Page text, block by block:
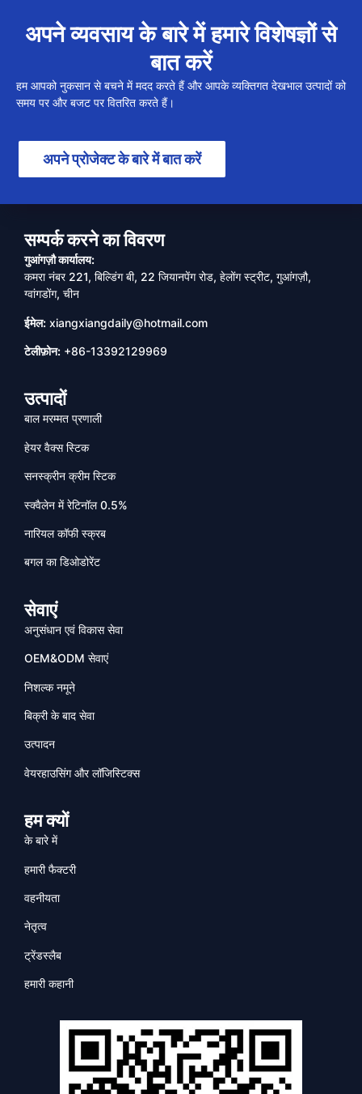
अपने व्यवसाय के बारे में हमारे विशेषज्ञों से
बात करें
हम आपको नुकसान से बचने में मदद करते हैं और आपके व्यक्तिगत देखभाल उत्पादों को
समय पर और बजट पर वितरित करते हैं।
अपने प्रोजेक्ट के बारे में बात करें
सम्पर्क करने का विवरण
गुआंगज़ौ कार्यालय:
कमरा नंबर 221, बिल्डिंग बी, 22 जियानपेंग रोड, हेलोंग स्ट्रीट, गुआंगज़ौ,
ग्वांगडोंग, चीन
ईमेल: xiangxiangdaily@hotmail.com
टेलीफ़ोन: +86-13392129969
उत्पादों
बाल मरम्मत प्रणाली
हेयर वैक्स स्टिक
सनस्क्रीन क्रीम स्टिक
स्क्वैलेन में रेटिनॉल 0.5%
नारियल कॉफी स्क्रब
बगल का डिओडोरेंट
सेवाएं
अनुसंधान एवं विकास सेवा
OEM&ODM सेवाएं
निशल्क नमूने
बिक्री के बाद सेवा
उत्पादन
वेयरहाउसिंग और लॉजिस्टिक्स
हम क्यों
के बारे में
हमारी फैक्टरी
वहनीयता
नेतृत्व
ट्रेंडस्लैब
हमारी कहानी